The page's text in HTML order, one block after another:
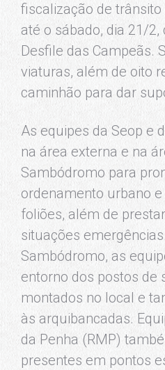
fiscalização de
até o sábado, dia 21/
Desfile das Campeãs.
viaturas, além de oito
caminhão para dar
As equipes da Seop e
na área externa e na
Sambódromo para
ordenamento urbano
foliões, além de
situações
Sambódromo, as
entorno dos postos de
montados no local e
às arquibancadas.
da Penha (RMP)
presentes em pontos